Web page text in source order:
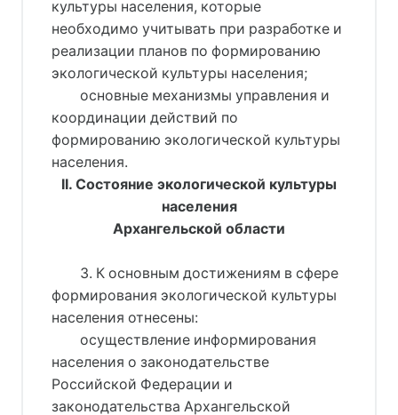
культуры населения, которые
необходимо учитывать при разработке и
реализации планов по формированию
экологической культуры населения;
основные механизмы управления и
координации действий по
формированию экологической культуры
населения.
II. Состояние экологической культуры
населения
Архангельской области
3. К основным достижениям в сфере
формирования экологической культуры
населения отнесены:
осуществление информирования
населения о законодательстве
Российской Федерации и
законодательства Архангельской